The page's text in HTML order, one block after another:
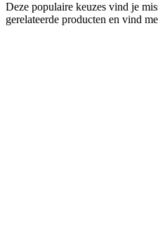
Deze populaire keuzes vind je
gerelateerde producten en vind